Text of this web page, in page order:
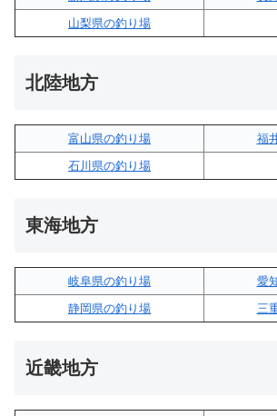
山梨県の釣り場
北陸地方
富山県の釣り場
福
石川県の釣り場
東海地方
岐阜県の釣り場
愛
静岡県の釣り場
三
近畿地方